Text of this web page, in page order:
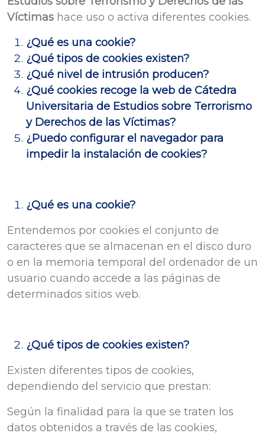
Víctimas hace uso o activa diferentes cookies.
¿Qué es una cookie?
¿Qué tipos de cookies existen?
¿Qué nivel de intrusión producen?
¿Qué cookies recoge la web de Cátedra
Universitaria de Estudios sobre Terrorismo
y Derechos de las Víctimas?
¿Puedo configurar el navegador para
impedir la instalación de cookies?
¿Qué es una cookie?
Entendemos por cookies el conjunto de
caracteres que se almacenan en el disco duro
o en la memoria temporal del ordenador de un
usuario cuando accede a las páginas de
determinados sitios web.
¿Qué tipos de cookies existen?
Existen diferentes tipos de cookies,
dependiendo del servicio que prestan:
Según la finalidad para la que se traten los
datos obtenidos a través de las cookies,